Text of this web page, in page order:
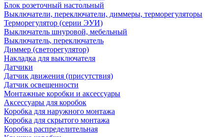
Блок розеточный настольный
Выключатели, переключатели, диммеры, терморегуляторы
Терморегулятор (серии ЭУИ)
Выключатель шнуровой, мебельный
Выключатель, переключатель
Диммер (светорегулятор)
Накладка для выключателя
Датчики
Датчик движения (присутствия)
Датчик освещенности
Монтажные коробки и аксессуары
Аксессуары для коробок
Коробка для наружного монтажа
Коробка для скрытого монтажа
Коробка распределительная